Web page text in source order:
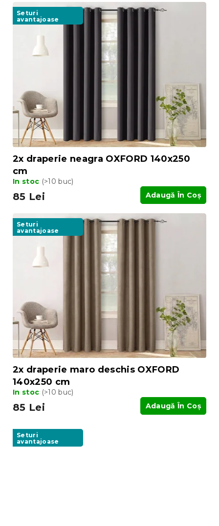
Seturi
avantajoase
2x draperie neagra OXFORD 140x250
cm
In stoc (>10 buc)
85 Lei Adaugă În Coş
Seturi
avantajoase
2x draperie maro deschis OXFORD
140x250 cm
In stoc (>10 buc)
85 Lei Adaugă În Coş
Seturi
avantajoase